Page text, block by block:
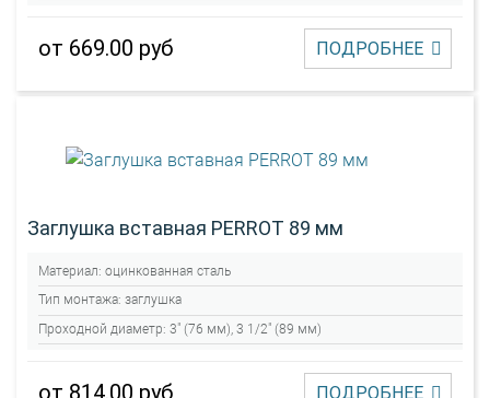
от 669.00 руб ПОДРОБНЕЕ
Заглушка вставная PERROT 89 мм
Материал: оцинкованная сталь
Тип монтажа: заглушка
Проходной диаметр: 3" (76 мм), 3 1/2" (89 мм)
ПОДРОБНЕЕ